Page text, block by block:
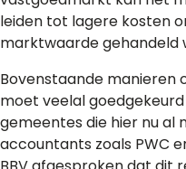
leiden tot lagere kosten
marktwaarde gehandeld
Bovenstaande
moet veelal
gemeentes die hier nu al
accountants zoals PWC